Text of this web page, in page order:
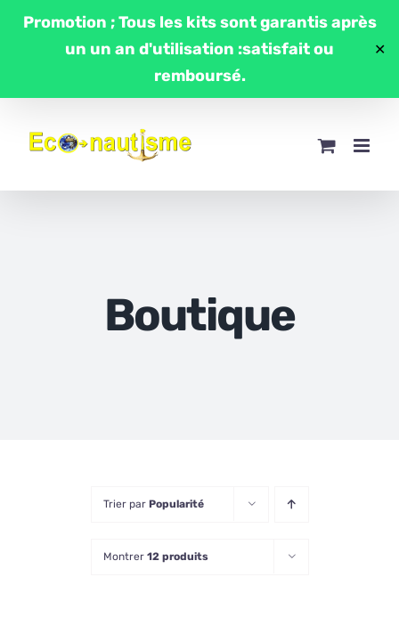
PasserPromotion ; Tous les kits sont garantis après
un un an d'utilisation :satisfait ou
remboursé.
✕
Boutique
Trier par Popularité
Montrer 12 produits